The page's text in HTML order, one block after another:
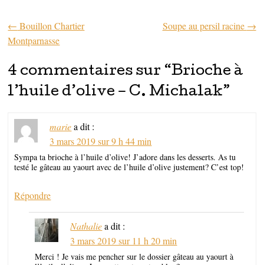
Parcourir les articles
← Bouillon Chartier
Montparnasse
Soupe au persil racine →
4 commentaires sur “Brioche à
l’huile d’olive – C. Michalak”
marie a dit :
3 mars 2019 sur 9 h 44 min
Sympa ta brioche à l’huile d’olive! J’adore dans les desserts. As tu
testé le gâteau au yaourt avec de l’huile d’olive justement? C’est top!
Répondre
Nathalie a dit :
3 mars 2019 sur 11 h 20 min
Merci ! Je vais me pencher sur le dossier gâteau au yaourt à